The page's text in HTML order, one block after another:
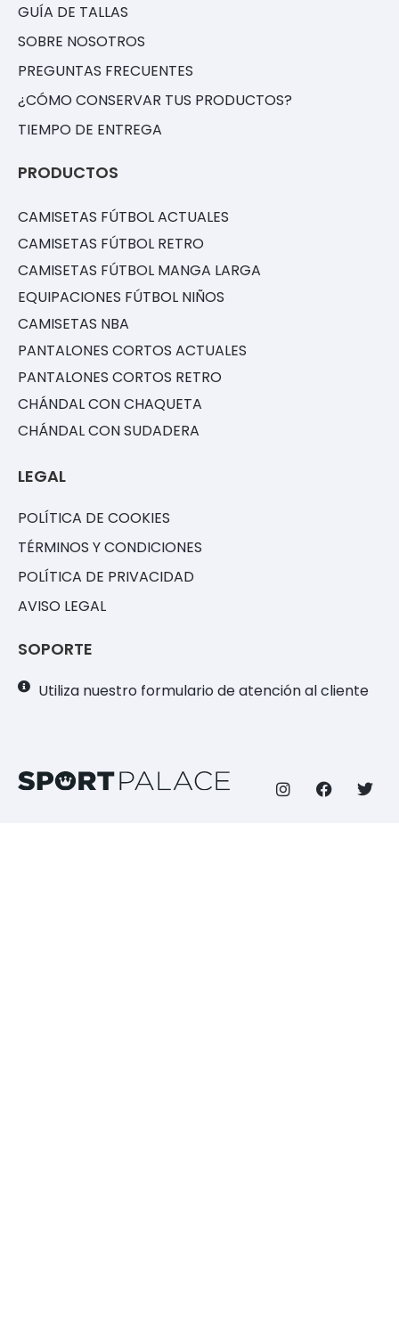
GUÍA DE TALLAS
SOBRE NOSOTROS
PREGUNTAS FRECUENTES
¿CÓMO CONSERVAR TUS PRODUCTOS?
TIEMPO DE ENTREGA
PRODUCTOS
CAMISETAS FÚTBOL ACTUALES
CAMISETAS FÚTBOL RETRO
CAMISETAS FÚTBOL MANGA LARGA
EQUIPACIONES FÚTBOL NIÑOS
CAMISETAS NBA
PANTALONES CORTOS ACTUALES
PANTALONES CORTOS RETRO
CHÁNDAL CON CHAQUETA
CHÁNDAL CON SUDADERA
LEGAL
POLÍTICA DE COOKIES
TÉRMINOS Y CONDICIONES
POLÍTICA DE PRIVACIDAD
AVISO LEGAL
SOPORTE
Utiliza nuestro formulario de atención al cliente